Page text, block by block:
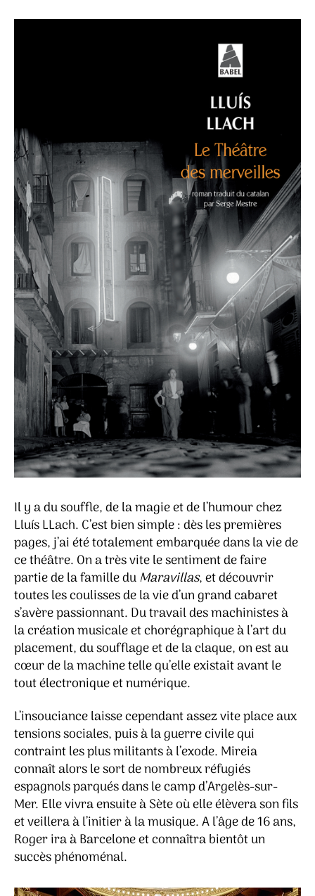
Il y a du souffle, de la magie et de l’humour chez
Lluís LLach. C’est bien simple : dès les premières
pages, j’ai été totalement embarquée dans la vie de
ce théâtre. On a très vite le sentiment de faire
partie de la famille duMaravillas, et découvrir
toutes les coulisses de la vie d’un grand cabaret
s’avère passionnant. Du travail des machinistes à
la création musicale et chorégraphique à l’art du
placement, du soufflage et de la claque, on est au
cœur de la machine telle qu’elle existait avant le
tout électronique et numérique.
L’insouciance laisse cependant assez vite place aux
tensions sociales, puis à la guerre civile qui
contraint les plus militants à l’exode. Mireia
connaît alors le sort de nombreux réfugiés
espagnols parqués dans le camp d’Argelès-sur-
Mer. Elle vivra ensuite à Sète où elle élèvera son fils
et veillera à l’initier à la musique. A l’âge de 16 ans,
Roger ira à Barcelone et connaîtra bientôt un
succès phénoménal.